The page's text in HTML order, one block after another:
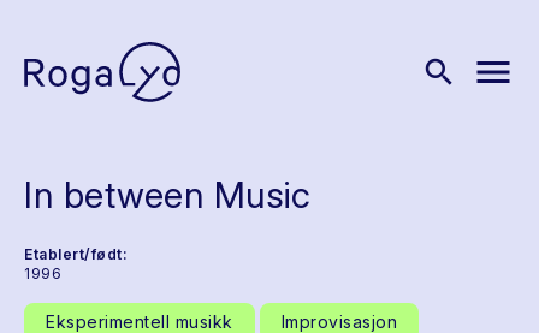
search menu
In between Music
Etablert/født:
1996
Eksperimentell musikk Improvisasjon